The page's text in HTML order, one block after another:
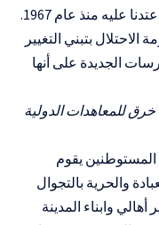
عليه منذ عام 1967.
بتبني التغيير
الجديدة على أنها
خرق للمعاهدات الدولية
المستوطنين يقوم
والحرية بالتجوال
وابناء المدينة